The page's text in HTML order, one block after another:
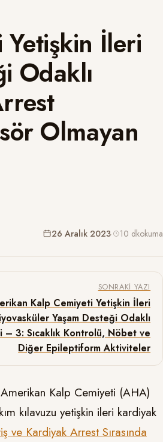
İleri
Odaklı
Olmayan
26 Aralık 2023· 10 dkokuma
SONRAKI YAZI
Kalp Cemiyeti Yetişkin İleri
Yaşam Desteği Odaklı
– 3: Sıcaklık Kontrolü, Nöbet ve
Diğer Epileptiform Aktiviteler
Kalp Cemiyeti (AHA)
kılavuzu yetişkin ileri kardiyak
ve Kardiyak Arrest Sırasında